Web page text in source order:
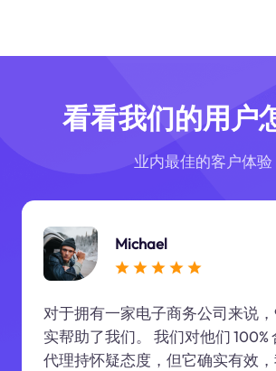
看看我们的用户
业内最佳的客户体验
Michael
对于拥有一家电子商务公司来说，
实帮助了我们。 我们对他们 100%
代理持怀疑态度，但它确实有效